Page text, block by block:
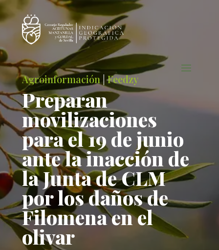
Agroinformación |Feedzy
Preparan
movilizaciones
para el 19 de junio
ante la inacción de
la Junta de CLM
por los daños de
Filomena en el
olivar